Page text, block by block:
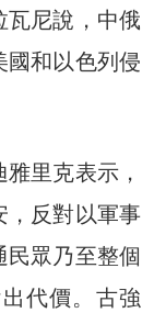
瓦尼說，中俄
國和以色列侵
里克表示，
，反對以軍事
民眾乃至整個
代價。古強